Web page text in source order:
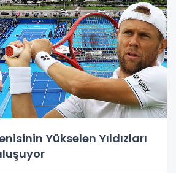
Yükselen Yıldızları